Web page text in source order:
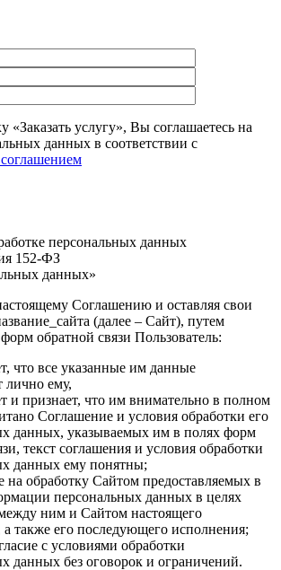
услугу», Вы соглашаетесь на
данных в соответствии с
персональных данных
152-ФЗ
данных»
Соглашению и оставляя свои
(далее – Сайт), путем
обратной связи Пользователь:
что все указанные им данные
лично ему,
и признает, что им внимательно в полном
Соглашение и условия обработки его
данных, указываемых им в полях форм
текст соглашения и условия обработки
данных ему понятны;
на обработку Сайтом предоставляемых в
персональных данных в целях
ним и Сайтом настоящего
также его последующего исполнения;
с условиями обработки
данных без оговорок и ограничений.